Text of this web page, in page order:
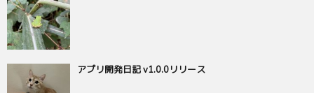
アプリ開発日記 v1.0.0リリース